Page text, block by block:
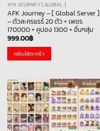
AFK JOURNEY [ GLOBAL ]
AFK Journey – [ Global Server ]
– ตัวละครแรร์ 20 ตัว + เพชร
170000 + คูปอง 1300 + อื่นๆสุ่ม
999.00฿
หยิบใส่ตะกร้า